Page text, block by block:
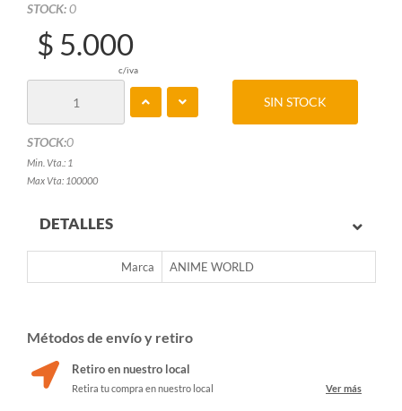
STOCK:0
$ 5.000
c/iva
STOCK:0
Min. Vta.: 1
Max Vta: 100000
SIN STOCK
DETALLES
Marca ANIME WORLD
Métodos de envío y retiro
Retiro en nuestro local
Retira tu compra en nuestro local Ver más